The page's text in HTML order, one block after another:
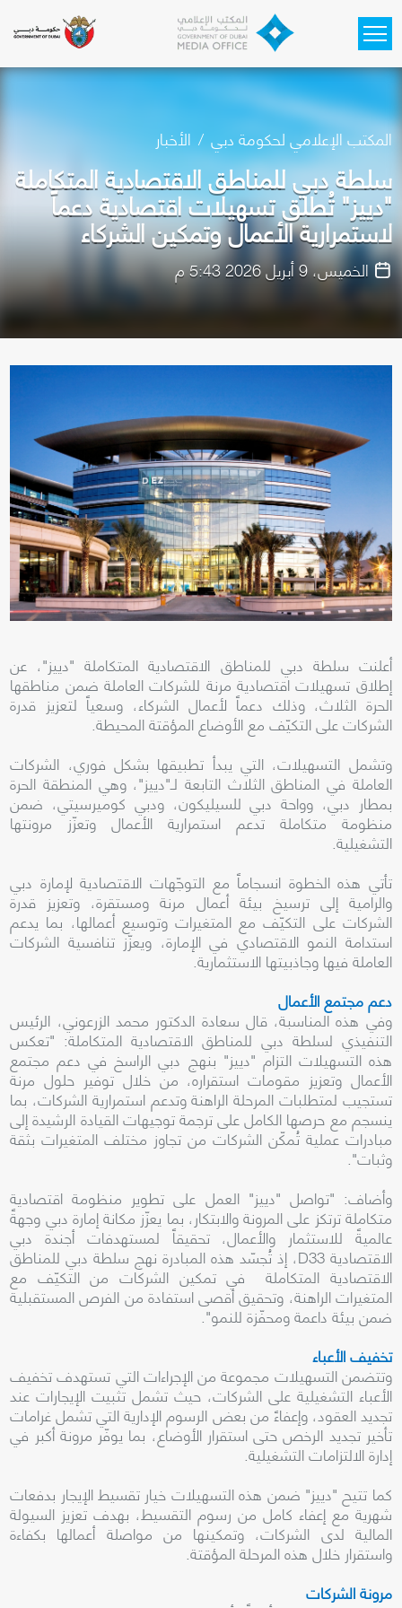
المكتب الإعلامي لحكومة دبي الأخبار
سلطة دبي للمناطق الاقتصادية المتكاملة
"دييز" تُطلق تسهيلات اقتصادية دعماً
لاستمرارية الأعمال وتمكين الشركاء
الخميس، 9 أبريل 2026 5:43 م
أعلنت سلطة دبي للمناطق الاقتصادية المتكاملة "دييز"، عن
إطلاق تسهيلات اقتصادية مرنة للشركات العاملة ضمن مناطقها
الحرة الثلاث، وذلك دعماً لأعمال الشركاء، وسعياً لتعزيز قدرة
الشركات على التكيّف مع الأوضاع المؤقتة المحيطة.
وتشمل التسهيلات، التي يبدأ تطبيقها بشكل فوري، الشركات
العاملة في المناطق الثلاث التابعة لـ"دييز"، وهي المنطقة الحرة
بمطار دبي، وواحة دبي للسيليكون، ودبي كوميرسيتي، ضمن
منظومة متكاملة تدعم استمرارية الأعمال وتعزّز مرونتها
التشغيلية.
تأتي هذه الخطوة انسجاماً مع التوجّهات الاقتصادية لإمارة دبي
والرامية إلى ترسيخ بيئة أعمال مرنة ومستقرة، وتعزيز قدرة
الشركات على التكيّف مع المتغيرات وتوسيع أعمالها، بما يدعم
استدامة النمو الاقتصادي في الإمارة، ويعزّز تنافسية الشركات
العاملة فيها وجاذبيتها الاستثمارية.
دعم مجتمع الأعمال
وفي هذه المناسبة، قال سعادة الدكتور محمد الزرعوني، الرئيس
التنفيذي لسلطة دبي للمناطق الاقتصادية المتكاملة: "تعكس
هذه التسهيلات التزام "دييز" بنهج دبي الراسخ في دعم مجتمع
الأعمال وتعزيز مقومات استقراره، من خلال توفير حلول مرنة
تستجيب لمتطلبات المرحلة الراهنة وتدعم استمرارية الشركات، بما
ينسجم مع حرصها الكامل على ترجمة توجيهات القيادة الرشيدة إلى
مبادرات عملية تُمكّن الشركات من تجاوز مختلف المتغيرات بثقة
وثبات".
وأضاف: "تواصل "دييز" العمل على تطوير منظومة اقتصادية
متكاملة ترتكز على المرونة والابتكار، بما يعزّز مكانة إمارة دبي وجهةً
عالميةً للاستثمار والأعمال، تحقيقاً لمستهدفات أجندة دبي
الاقتصادية D33، إذ تُجسّد هذه المبادرة نهج سلطة دبي للمناطق
الاقتصادية المتكاملة في تمكين الشركات من التكيّف مع
المتغيرات الراهنة، وتحقيق أقصى استفادة من الفرص المستقبلية
ضمن بيئة داعمة ومحفّزة للنمو".
تخفيف الأعباء
وتتضمن التسهيلات مجموعة من الإجراءات التي تستهدف تخفيف
الأعباء التشغيلية على الشركات، حيث تشمل تثبيت الإيجارات عند
تجديد العقود، وإعفاءً من بعض الرسوم الإدارية التي تشمل غرامات
تأخير تجديد الرخص حتى استقرار الأوضاع، بما يوفّر مرونة أكبر في
إدارة الالتزامات التشغيلية.
كما تتيح "دييز" ضمن هذه التسهيلات خيار تقسيط الإيجار بدفعات
شهرية مع إعفاء كامل من رسوم التقسيط، بهدف تعزيز السيولة
المالية لدى الشركات، وتمكينها من مواصلة أعمالها بكفاءة
واستقرار خلال هذه المرحلة المؤقتة.
مرونة الشركات